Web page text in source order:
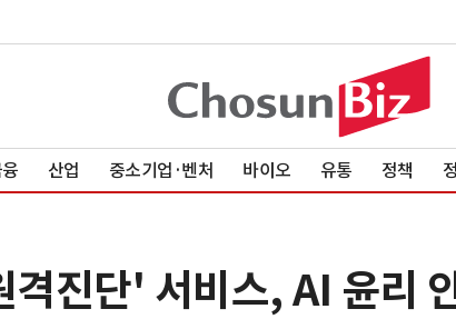
산업 중소기업·벤처 바이오 유통 정책
진단' 서비스, AI 윤리